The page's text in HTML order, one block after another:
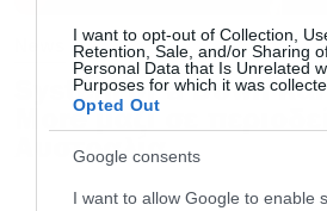
I want to opt-out of Collection,
Retention, Sale, and/or Sharing
Personal Data that Is Unrelated
Purposes for which it was
Opted Out
Google consents
I want to allow Google to enable
[/colored_box]
Ομολογουμένως αυτός είναι
τρόπος για να μας πουν ότι
συμβαίνει και ότι το
System of a Down και
More μαζί σε
Αυστραλία